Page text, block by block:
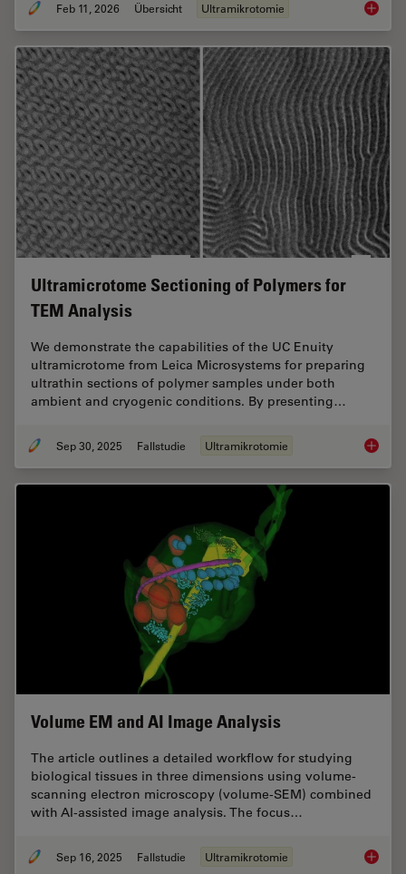
Feb 11, 2026 Übersicht Ultramikrotomie
Ultramicrotome Sectioning of Polymers for
TEM Analysis
We demonstrate the capabilities of the UC Enuity
ultramicrotome from Leica Microsystems for preparing
ultrathin sections of polymer samples under both
ambient and cryogenic conditions. By presenting…
Sep 30, 2025 Fallstudie Ultramikrotomie
Volume EM and AI Image Analysis
The article outlines a detailed workflow for studying
biological tissues in three dimensions using volume-
scanning electron microscopy (volume-SEM) combined
with AI-assisted image analysis. The focus…
Sep 16, 2025 Fallstudie Ultramikrotomie Volume